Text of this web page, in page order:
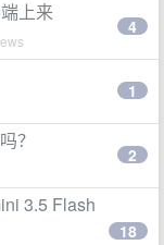
上来
4
1
？
2
3.5 Flash
18